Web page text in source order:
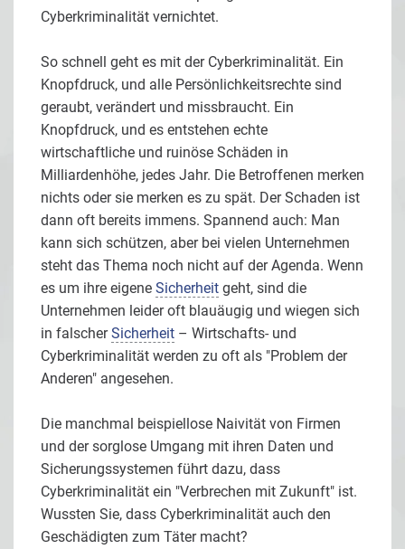
Cyberkriminalität vernichtet.
So schnell geht es mit der Cyberkriminalität. Ein
Knopfdruck, und alle Persönlichkeitsrechte sind
geraubt, verändert und missbraucht. Ein
Knopfdruck, und es entstehen echte
wirtschaftliche und ruinöse Schäden in
Milliardenhöhe, jedes Jahr. Die Betroffenen merken
nichts oder sie merken es zu spät. Der Schaden ist
dann oft bereits immens. Spannend auch: Man
kann sich schützen, aber bei vielen Unternehmen
steht das Thema noch nicht auf der Agenda. Wenn
es um ihre eigene Sicherheit geht, sind die
Unternehmen leider oft blauäugig und wiegen sich
in falscherSicherheit – Wirtschafts- und
Cyberkriminalität werden zu oft als "Problem der
Anderen" angesehen.
Die manchmal beispiellose Naivität von Firmen
und der sorglose Umgang mit ihren Daten und
Sicherungssystemen führt dazu, dass
Cyberkriminalität ein "Verbrechen mit Zukunft" ist.
Wussten Sie, dass Cyberkriminalität auch den
Geschädigten zum Täter macht?